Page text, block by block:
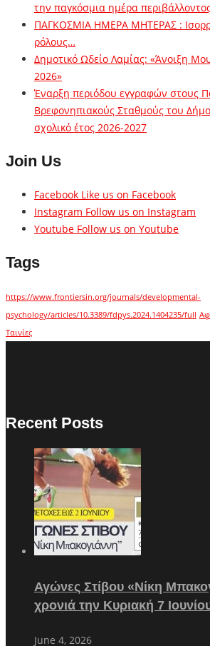
την παγκόσμια ημέρα
ΠΑΓΚΟΣΜΙΑ ΗΜΕΡΑ ΜΗΤΕΡΑΣ :
ρόλους…
Δημοτικό Ωδείο Λαμίας: «Άνοιξη
2026»
Έναρξη περιόδου εγγραφών στους
Βρεφονηπιακούς Σταθμούς του
σχολικό έτος 2026-2027
Join Us
Facebook Like us on Facebook
Instagram Follow us on Instagram
Youtube Follow us on Youtube
Tags
https://www.frontiersin.org/journals/developmental-
psychology/articles/10.3389/fdpys.2024.1404235/full
Ταινίες
Recent Posts
Αγώνες Στίβου «Νίκη
χρονιά την Κυριακή 7
June 4, 2026